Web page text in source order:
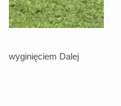
wyginięciem Dalej